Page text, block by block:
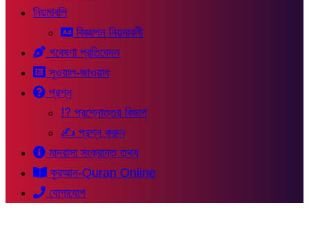
নিয়মাবলি
বিজ্ঞাপন নিয়মাবলী
গবেষণা প্রতিবেদন
সুওয়াল-জাওয়াব
প্রশ্ন
⁉ প্রশ্নোত্তর বিভাগ
✍ প্রশ্ন করুন
মাদরাসা সংক্রান্ত তথ্য
কুরআন-Quran Online
যোগাযোগ